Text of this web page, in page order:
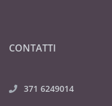
CONTATTI
371 6249014